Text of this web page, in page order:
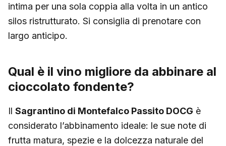
intima per una sola coppia alla volta in un antico
silos ristrutturato. Si consiglia di prenotare con
largo anticipo.
Qual è il vino migliore da abbinare al
cioccolato fondente?
Il Sagrantino di Montefalco Passito DOCG è
considerato l’abbinamento ideale: le sue note di
frutta matura, spezie e la dolcezza naturale del